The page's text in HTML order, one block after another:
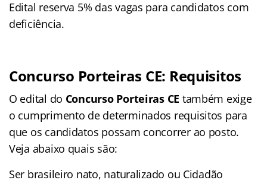
Edital reserva 5% das vagas para candidatos com
deficiência.
Concurso Porteiras CE: Requisitos
O edital do Concurso Porteiras CE também exige
o cumprimento de determinados requisitos para
que os candidatos possam concorrer ao posto.
Veja abaixo quais são:
Ser brasileiro nato, naturalizado ou Cidadão